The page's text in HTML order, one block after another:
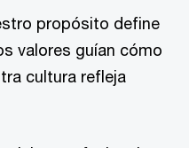
propósito define
valores guían cómo
cultura refleja